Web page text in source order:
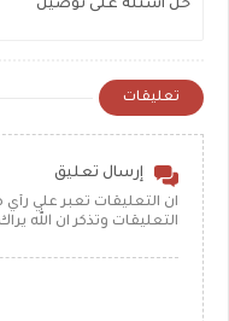
حل أسئلة على توصيل
تعليقات
إرسال تعليق
ان التعليقات تعبر علي
التعليقات وتذكر ان الله يراك